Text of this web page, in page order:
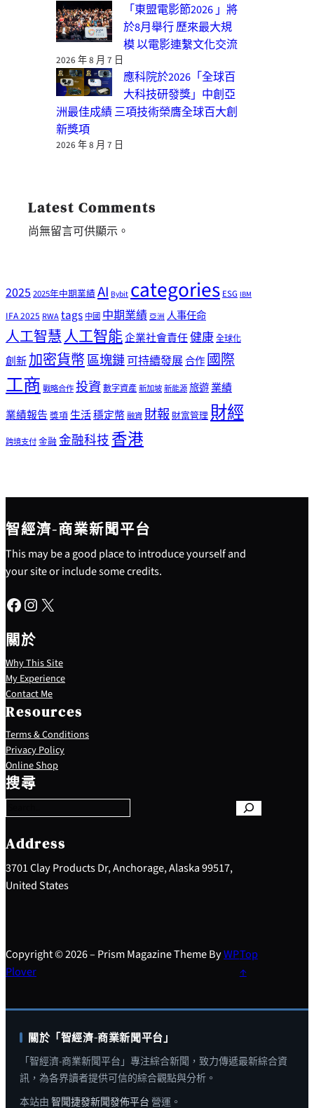
「東盟電影節2026 」將
於8月舉行 歷來最大規
模 以電影連繫文化交流
2026 年 8 月 7 日
應科院於2026「全球百
大科技研發獎」中創亞
洲最佳成績 三項技術榮膺全球百大創
新獎項
2026 年 8 月 7 日
Latest Comments
尚無留言可供顯示。
20252025年中期業績AI Bybitcategories ESG IBM
IFA 2025 RWAtags 中國 中期業績 亞洲 人事任命
人工智慧人工智能企業社會責任健康全球化
創新加密貨幣區塊鏈可持續發展合作國際
工商 戰略合作投資數字資產新加坡新能源旅遊業績
業績報告 獎項生活穩定幣融資 財報 財富管理財經
跨境支付金融 金融科技香港
智經濟-商業新聞平台
This may be a good place to introduce yourself and
your site or include some credits.
Facebook Instagram X
關於
Why This Site
My Experience
Contact Me
Resources
Terms & Conditions
Privacy Policy
Online Shop
搜尋
S
e
a
c
h
Address
3701 Clay Products Dr, Anchorage, Alaska 99517,
United States
Copyright © 2026 – Prism Magazine Theme ByWP
Plover
Top
↑
關於「智經濟-商業新聞平台」
「智經濟-商業新聞平台」專注綜合新聞，致力傳遞最新綜合資
訊，為各界讀者提供可信的綜合觀點與分析。
本站由 智聞捷發新聞發佈平台 營運。